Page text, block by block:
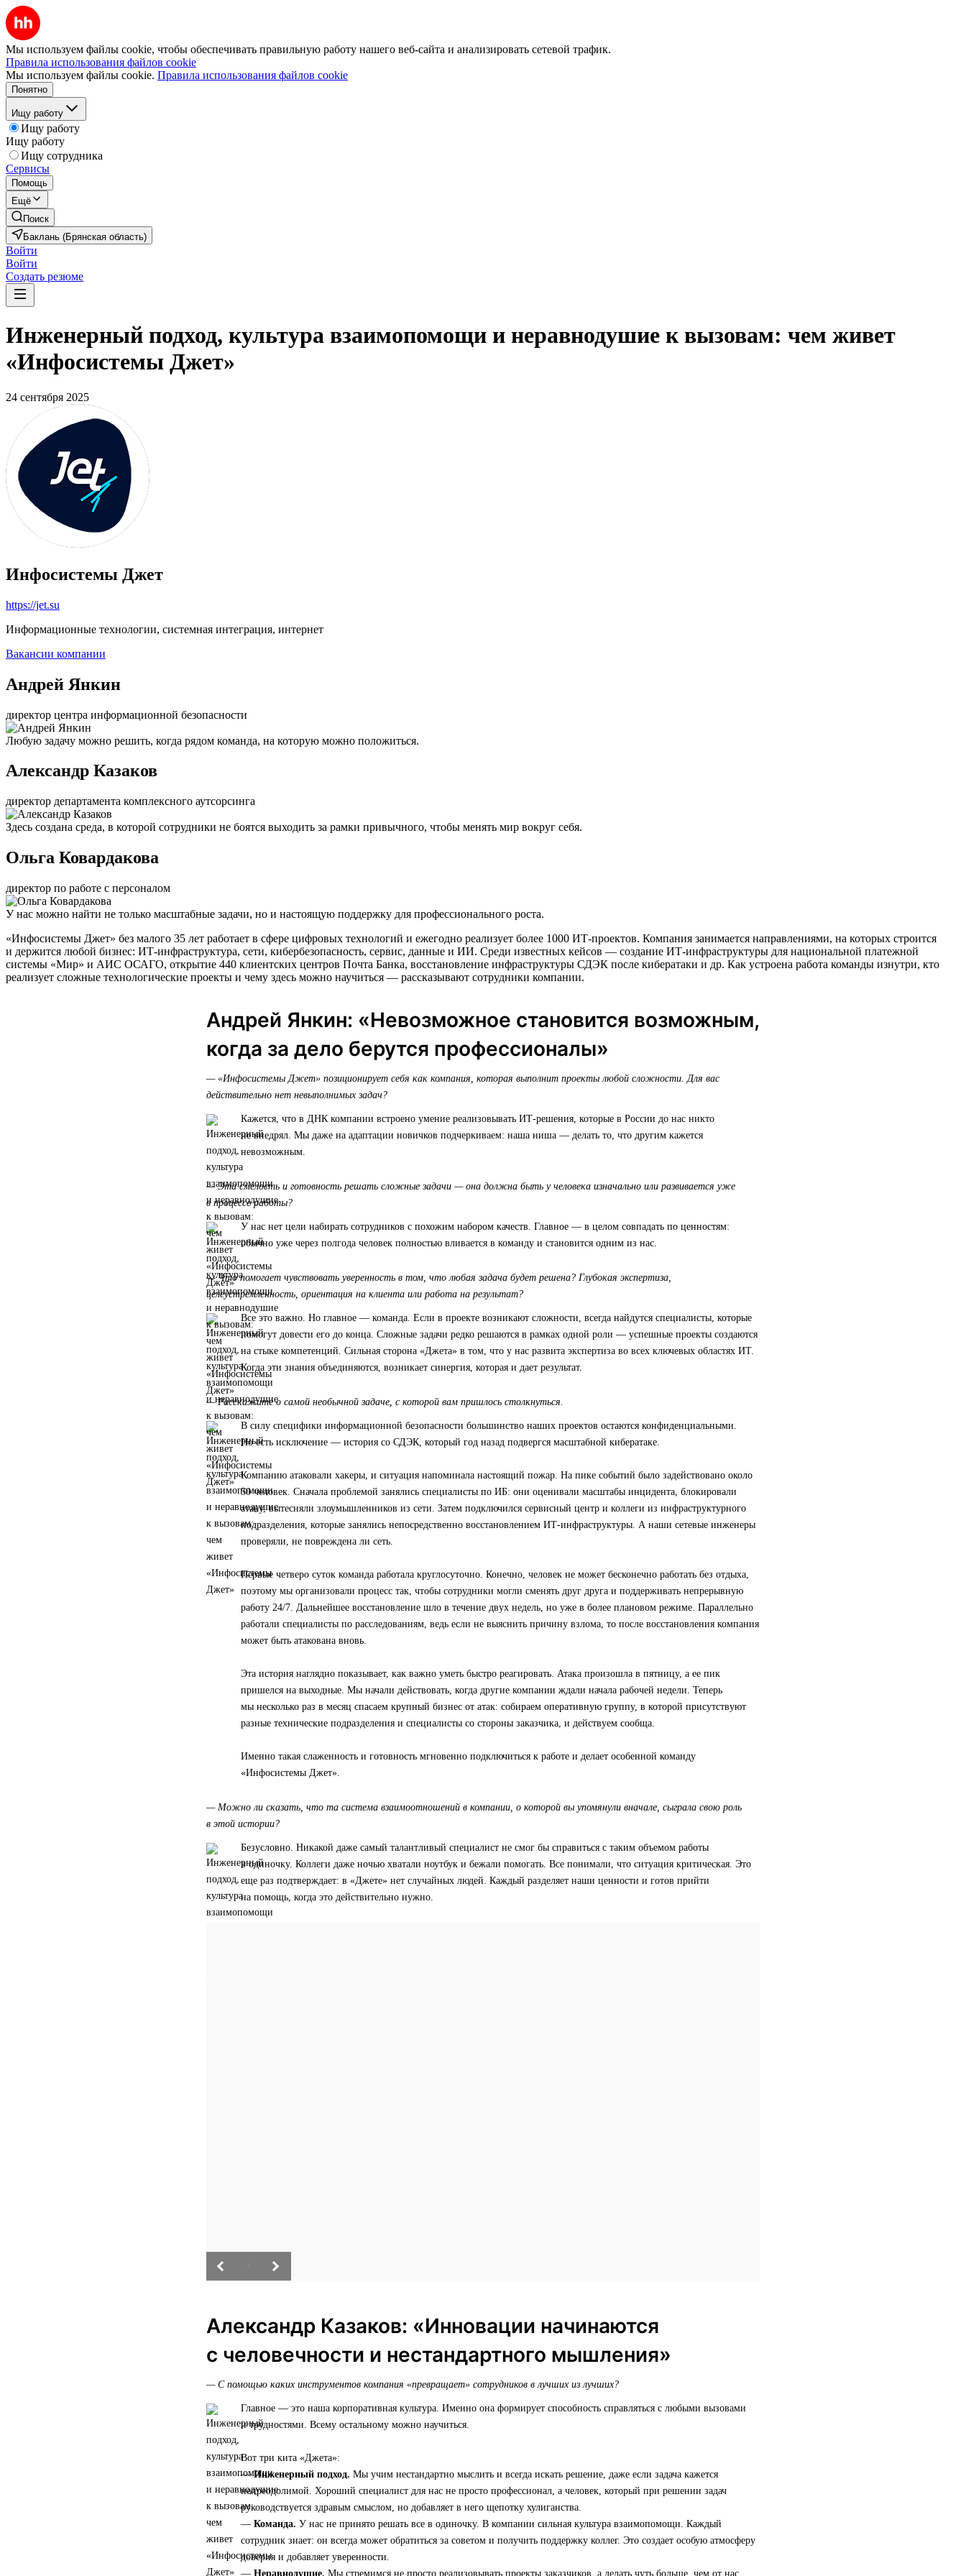
Мы используем файлы cookie, чтобы обеспечивать правильную работу нашего веб-сайта и анализировать сетевой трафик.
Правила использования файлов cookie
Мы используем файлы cookie. Правила использования файлов cookie
Понятно
Ищу работу
Ищу работу
Ищу работу
Ищу сотрудника
Сервисы
Помощь
Ещё
Поиск
Баклань (Брянская область)
Войти
Войти
Создать резюме
Инженерный подход, культура взаимопомощи и неравнодушие к вызовам: чем живет
«Инфосистемы Джет»
24 сентября 2025
Инфосистемы Джет
https://jet.su
Информационные технологии, системная интеграция, интернет
Вакансии компании
Андрей Янкин
директор центра информационной безопасности
Любую задачу можно решить, когда рядом команда, на которую можно положиться.
Александр Казаков
директор департамента комплексного аутсорсинга
Здесь создана среда, в которой сотрудники не боятся выходить за рамки привычного, чтобы менять мир вокруг себя.
Ольга Ковардакова
директор по работе с персоналом
У нас можно найти не только масштабные задачи, но и настоящую поддержку для профессионального роста.
«Инфосистемы Джет» без малого 35 лет работает в сфере цифровых технологий и ежегодно реализует более 1000 ИТ-проектов. Компания занимается направлениями, на которых строится
и держится любой бизнес: ИТ-инфраструктура, сети, кибербезопасность, сервис, данные и ИИ. Среди известных кейсов — создание ИТ-инфраструктуры для национальной платежной
системы «Мир» и АИС ОСАГО, открытие 440 клиентских центров Почта Банка, восстановление инфраструктуры СДЭК после кибератаки и др. Как устроена работа команды изнутри, кто
реализует сложные технологические проекты и чему здесь можно научиться — рассказывают сотрудники компании.
Андрей Янкин: «Невозможное становится возможным,
когда за дело берутся профессионалы»
— «Инфосистемы Джет» позиционирует себя как компания, которая выполнит проекты любой сложности. Для вас
действительно нет невыполнимых задач?
Кажется, что в ДНК компании встроено умение реализовывать ИТ-решения, которые в России до нас никто
не внедрял. Мы даже на адаптации новичков подчеркиваем: наша ниша — делать то, что другим кажется
невозможным.
— Эта смелость и готовность решать сложные задачи — она должна быть у человека изначально или развивается уже
в процессе работы?
У нас нет цели набирать сотрудников с похожим набором качеств. Главное — в целом совпадать по ценностям:
обычно уже через полгода человек полностью вливается в команду и становится одним из нас.
— Что помогает чувствовать уверенность в том, что любая задача будет решена? Глубокая экспертиза,
целеустремленность, ориентация на клиента или работа на результат?
Все это важно. Но главное — команда. Если в проекте возникают сложности, всегда найдутся специалисты, которые
помогут довести его до конца. Сложные задачи редко решаются в рамках одной роли — успешные проекты создаются
на стыке компетенций. Сильная сторона «Джета» в том, что у нас развита экспертиза во всех ключевых областях ИТ.
Когда эти знания объединяются, возникает синергия, которая и дает результат.
— Расскажите о самой необычной задаче, с которой вам пришлось столкнуться.
В силу специфики информационной безопасности большинство наших проектов остаются конфиденциальными.
Но есть исключение — история со СДЭК, который год назад подвергся масштабной кибератаке.
Компанию атаковали хакеры, и ситуация напоминала настоящий пожар. На пике событий было задействовано около
50 человек. Сначала проблемой занялись специалисты по ИБ: они оценивали масштабы инцидента, блокировали
атаку, вытесняли злоумышленников из сети. Затем подключился сервисный центр и коллеги из инфраструктурного
подразделения, которые занялись непосредственно восстановлением ИТ-инфраструктуры. А наши сетевые инженеры
проверяли, не повреждена ли сеть.
Первые четверо суток команда работала круглосуточно. Конечно, человек не может бесконечно работать без отдыха,
поэтому мы организовали процесс так, чтобы сотрудники могли сменять друг друга и поддерживать непрерывную
работу 24/7. Дальнейшее восстановление шло в течение двух недель, но уже в более плановом режиме. Параллельно
работали специалисты по расследованиям, ведь если не выяснить причину взлома, то после восстановления компания
может быть атакована вновь.
Эта история наглядно показывает, как важно уметь быстро реагировать. Атака произошла в пятницу, а ее пик
пришелся на выходные. Мы начали действовать, когда другие компании ждали начала рабочей недели. Теперь
мы несколько раз в месяц спасаем крупный бизнес от атак: собираем оперативную группу, в которой присутствуют
разные технические подразделения и специалисты со стороны заказчика, и действуем сообща.
Именно такая слаженность и готовность мгновенно подключиться к работе и делает особенной команду
«Инфосистемы Джет».
— Можно ли сказать, что та система взаимоотношений в компании, о которой вы упомянули вначале, сыграла свою роль
в этой истории?
Безусловно. Никакой даже самый талантливый специалист не смог бы справиться с таким объемом работы
в одиночку. Коллеги даже ночью хватали ноутбук и бежали помогать. Все понимали, что ситуация критическая. Это
еще раз подтверждает: в «Джете» нет случайных людей. Каждый разделяет наши ценности и готов прийти
на помощь, когда это действительно нужно.
Александр Казаков: «Инновации начинаются
с человечности и нестандартного мышления»
— С помощью каких инструментов компания «превращает» сотрудников в лучших из лучших?
Главное — это наша корпоративная культура. Именно она формирует способность справляться с любыми вызовами
и трудностями. Всему остальному можно научиться.
Вот три кита «Джета»:
—Инженерный подход. Мы учим нестандартно мыслить и всегда искать решение, даже если задача кажется
непреодолимой. Хороший специалист для нас не просто профессионал, а человек, который при решении задач
руководствуется здравым смыслом, но добавляет в него щепотку хулиганства.
— Команда. У нас не принято решать все в одиночку. В компании сильная культура взаимопомощи. Каждый
сотрудник знает: он всегда может обратиться за советом и получить поддержку коллег. Это создает особую атмосферу
доверия и добавляет уверенности.
— Неравнодушие. Мы стремимся не просто реализовывать проекты заказчиков, а делать чуть больше, чем от нас